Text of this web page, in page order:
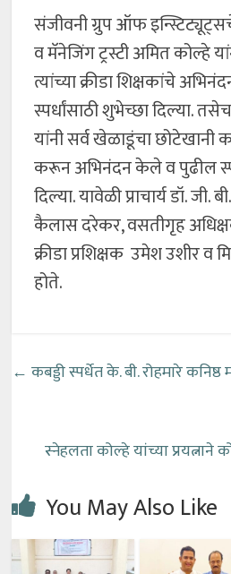
संजीवनी ग्रुप ऑफ
व मॅनेजिंग ट्रस्टी अमित कोल्हे
त्यांच्या क्रीडा शिक्षकांचे
स्पर्धांसाठी शुभेच्छा दिल्या.
यांनी सर्व खेळाडूंचा छोटेखानी
करून अभिनंदन केले व पुढील
दिल्या. यावेळी प्राचार्य डॉ. जी.
कैलास दरेकर, वसतीगृह
क्रीडा प्रशिक्षक उमेश उशीर व
होते.
← कबड्डी स्पर्धेत के. बी. रोहमारे कनिष्ठ
स्नेहलता कोल्हे यांच्या
You May Also Like